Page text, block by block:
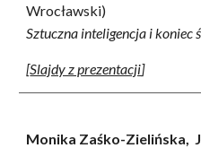
Wrocławski)
Sztuczna inteligencja i koniec
[Slajdy z prezentacji]
Monika Zaśko-Zielińska,